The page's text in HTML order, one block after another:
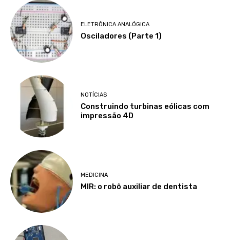
ELETRÔNICA ANALÓGICA
Osciladores (Parte 1)
NOTÍCIAS
Construindo turbinas eólicas com
impressão 4D
MEDICINA
MIR: o robô auxiliar de dentista